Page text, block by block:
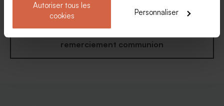
Autoriser tous les
cookies
Personnaliser
remerciement communion